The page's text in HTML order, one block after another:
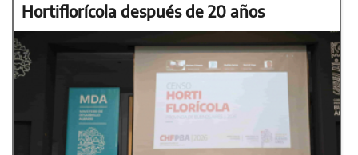
Hortiflorícola después de 20 años